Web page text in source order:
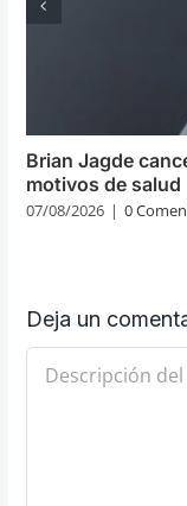
Brian Jagde
motivos de salud
07/08/2026 | 0
Deja un
Comentario